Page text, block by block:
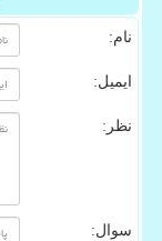
نام:
ایمیل:
نظر:
سوال: